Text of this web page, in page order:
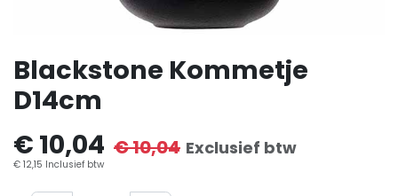
Blackstone Kommetje
D14cm
€ 10,04 €10,04 Exclusief btw
€ 12,15 Inclusief btw